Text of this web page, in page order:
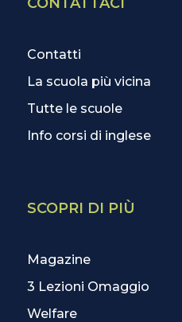
Contatti
La scuola più vicina
Tutte le scuole
Info corsi di inglese
SCOPRI DI PIÙ
Magazine
3 Lezioni Omaggio
Welfare